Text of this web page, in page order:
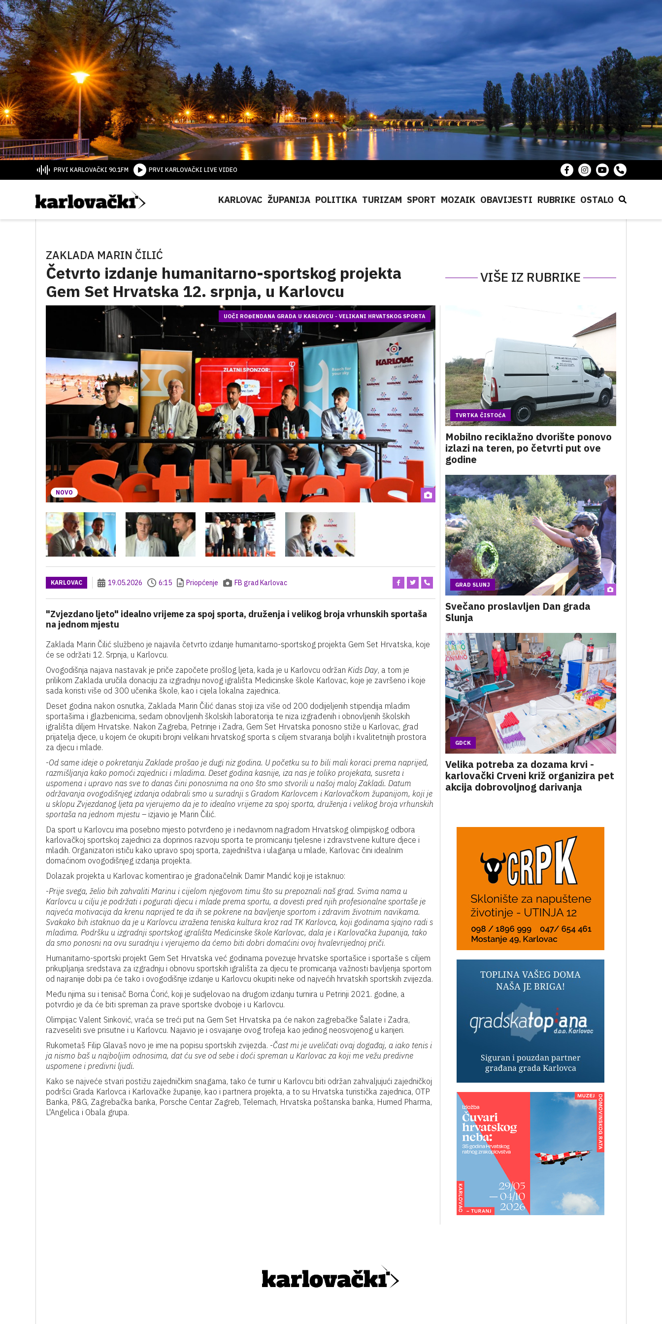
PRVI KARLOVAČKI 90.1FM PRVI KARLOVAČKI LIVE VIDEO
KARLOVAC ŽUPANIJA POLITIKA TURIZAM SPORT MOZAIK OBAVIJESTI RUBRIKE OSTALO
ZAKLADA MARIN ČILIĆ
Četvrto izdanje humanitarno-sportskog projekta
Gem Set Hrvatska 12. srpnja, u Karlovcu
VIŠE IZ RUBRIKE
NOVO
UOČI ROĐENDANA GRADA U KARLOVCU - VELIKANI HRVATSKOG SPORTA
KARLOVAC 19.05.2026 6:15 Priopćenje FB grad Karlovac
"Zvjezdano ljeto" idealno vrijeme za spoj sporta, druženja i velikog broja vrhunskih sportaša
na jednom mjestu
Zaklada Marin Čilić službeno je najavila četvrto izdanje humanitarno-sportskog projekta Gem Set Hrvatska, koje
će se održati 12. Srpnja, u Karlovcu.
Ovogodišnja najava nastavak je priče započete prošlog ljeta, kada je u Karlovcu održan Kids Day, a tom je
prilikom Zaklada uručila donaciju za izgradnju novog igrališta Medicinske škole Karlovac, koje je završeno i koje
sada koristi više od 300 učenika škole, kao i cijela lokalna zajednica.
Deset godina nakon osnutka, Zaklada Marin Čilić danas stoji iza više od 200 dodijeljenih stipendija mladim
sportašima i glazbenicima, sedam obnovljenih školskih laboratorija te niza izgrađenih i obnovljenih školskih
igrališta diljem Hrvatske. Nakon Zagreba, Petrinje i Zadra, Gem Set Hrvatska ponosno stiže u Karlovac, grad
prijatelja djece, u kojem će okupiti brojni velikani hrvatskog sporta s ciljem stvaranja boljih i kvalitetnijih prostora
za djecu i mlade.
-Od same ideje o pokretanju Zaklade prošao je dugi niz godina. U početku su to bili mali koraci prema naprijed,
razmišljanja kako pomoći zajednici i mladima. Deset godina kasnije, iza nas je toliko projekata, susreta i
uspomena i upravo nas sve to danas čini ponosnima na ono što smo stvorili u našoj maloj Zakladi. Datum
održavanja ovogodišnjeg izdanja odabrali smo u suradnji s Gradom Karlovcem i Karlovačkom županijom, koji je
u sklopu Zvjezdanog ljeta pa vjerujemo da je to idealno vrijeme za spoj sporta, druženja i velikog broja vrhunskih
sportaša na jednom mjestu – izjavio je Marin Čilić.
Da sport u Karlovcu ima posebno mjesto potvrđeno je i nedavnom nagradom Hrvatskog olimpijskog odbora
karlovačkoj sportskoj zajednici za doprinos razvoju sporta te promicanju tjelesne i zdravstvene kulture djece i
mladih. Organizatori ističu kako upravo spoj sporta, zajedništva i ulaganja u mlade, Karlovac čini idealnim
domaćinom ovogodišnjeg izdanja projekta.
Dolazak projekta u Karlovac komentirao je gradonačelnik Damir Mandić koji je istaknuo:
-Prije svega, želio bih zahvaliti Marinu i cijelom njegovom timu što su prepoznali naš grad. Svima nama u
Karlovcu u cilju je podržati i pogurati djecu i mlade prema sportu, a dovesti pred njih profesionalne sportaše je
najveća motivacija da krenu naprijed te da ih se pokrene na bavljenje sportom i zdravim životnim navikama.
Svakako bih istaknuo da je u Karlovcu izražena teniska kultura kroz rad TK Karlovca, koji godinama sjajno radi s
mladima. Podršku u izgradnji sportskog igrališta Medicinske škole Karlovac, dala je i Karlovačka županija, tako
da smo ponosni na ovu suradnju i vjerujemo da ćemo biti dobri domaćini ovoj hvalevrijednoj priči.
Humanitarno-sportski projekt Gem Set Hrvatska već godinama povezuje hrvatske sportašice i sportaše s ciljem
prikupljanja sredstava za izgradnju i obnovu sportskih igrališta za djecu te promicanja važnosti bavljenja sportom
od najranije dobi pa će tako i ovogodišnje izdanje u Karlovcu okupiti neke od najvećih hrvatskih sportskih zvijezda.
Među njima su i tenisač Borna Ćorić, koji je sudjelovao na drugom izdanju turnira u Petrinji 2021. godine, a
potvrdio je da će biti spreman za prave sportske dvoboje i u Karlovcu.
Olimpijac Valent Sinković, vraća se treći put na Gem Set Hrvatska pa će nakon zagrebačke Šalate i Zadra,
razveseliti sve prisutne i u Karlovcu. Najavio je i osvajanje ovog trofeja kao jedinog neosvojenog u karijeri.
Rukometaš Filip Glavaš novo je ime na popisu sportskih zvijezda. -Čast mi je uveličati ovaj događaj, a iako tenis i
ja nismo baš u najboljim odnosima, dat ću sve od sebe i doći spreman u Karlovac za koji me vežu predivne
uspomene i predivni ljudi.
Kako se najveće stvari postižu zajedničkim snagama, tako će turnir u Karlovcu biti održan zahvaljujući zajedničkoj
podršci Grada Karlovca i Karlovačke županije, kao i partnera projekta, a to su Hrvatska turistička zajednica, OTP
Banka, P&G, Zagrebačka banka, Porsche Centar Zagreb, Telemach, Hrvatska poštanska banka, Humed Pharma,
L'Angelica i Obala grupa.
TVRTKA ČISTOĆA
Mobilno reciklažno dvorište ponovo
izlazi na teren, po četvrti put ove
godine
GRAD SLUNJ
Svečano proslavljen Dan grada
Slunja
GDCK
Velika potreba za dozama krvi -
karlovački Crveni križ organizira pet
akcija dobrovoljnog darivanja